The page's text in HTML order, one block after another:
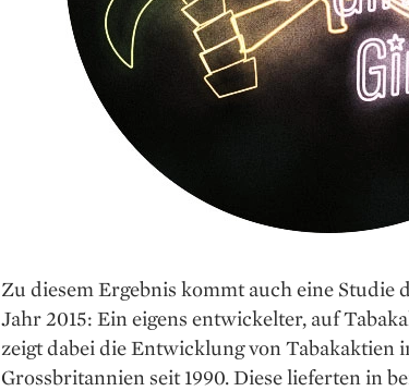
Zu diesem Ergebnis kommt auch eine Studie
Jahr 2015: Ein eigens entwickelter, auf
zeigt dabei die Entwicklung von Tabakaktien
Grossbritannien seit 1990. Diese lieferten in